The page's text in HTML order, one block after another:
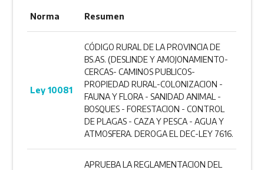
Norma Resumen
Ley 10081
CÓDIGO RURAL DE LA PROVINCIA DE
BS.AS. (DESLINDE Y AMOJONAMIENTO-
CERCAS- CAMINOS PUBLICOS-
PROPIEDAD RURAL-COLONIZACION -
FAUNA Y FLORA - SANIDAD ANIMAL -
BOSQUES - FORESTACION - CONTROL
DE PLAGAS - CAZA Y PESCA - AGUA Y
ATMOSFERA. DEROGA EL DEC-LEY 7616.
APRUEBA LA REGLAMENTACION DEL